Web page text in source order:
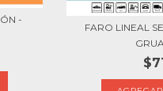
-
FARO LINEAL